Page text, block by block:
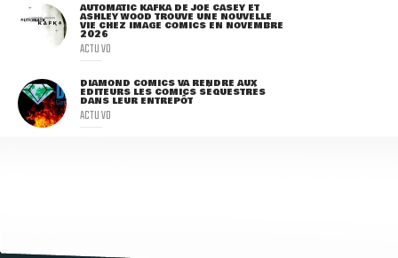
AUTOMATIC KAFKA DE JOE CASEY ET
ASHLEY WOOD TROUVE UNE NOUVELLE
VIE CHEZ IMAGE COMICS EN NOVEMBRE
2026
ACTU VO
DIAMOND COMICS VA RENDRE AUX
ÉDITEURS LES COMICS SÉQUESTRÉS
DANS LEUR ENTREPÔT
ACTU VO